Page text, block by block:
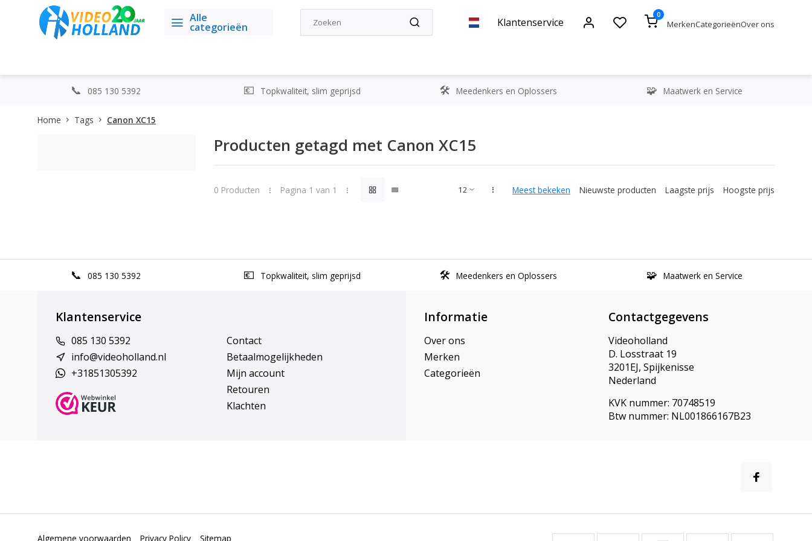
Alle
categorieën Klantenservice
0
MerkenCategorieënOver ons
085 130 5392 Topkwaliteit, slim geprijsd Meedenkers en Oplossers Maatwerk en Service
Home Tags Canon XC15
Producten getagd met Canon XC15
0 Producten Pagina 1 van 1 Meest bekeken Nieuwste producten Laagste prijs Hoogste prijs
085 130 5392 Topkwaliteit, slim geprijsd Meedenkers en Oplossers Maatwerk en Service
Klantenservice
085 130 5392
info@videoholland.nl
+31851305392
Contact
Betaalmogelijkheden
Mijn account
Retouren
Klachten
Informatie
Over ons
Merken
Categorieën
Contactgegevens
Videoholland
D. Losstraat 19
3201EJ, Spijkenisse
Nederland
KVK nummer: 70748519
Btw nummer: NL001866167B23
Algemene voorwaarden Privacy Policy Sitemap